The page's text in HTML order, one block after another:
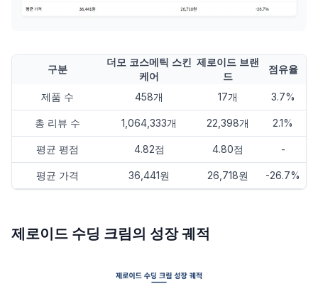
구분
더모 코스메틱 스킨
케어
제로이드 브랜
드
점유율
제품 수 458개 17개 3.7%
총 리뷰 수 1,064,333개 22,398개 2.1%
평균 평점 4.82점 4.80점 -
평균 가격 36,441원 26,718원 -26.7%
제로이드 수딩 크림의 성장 궤적